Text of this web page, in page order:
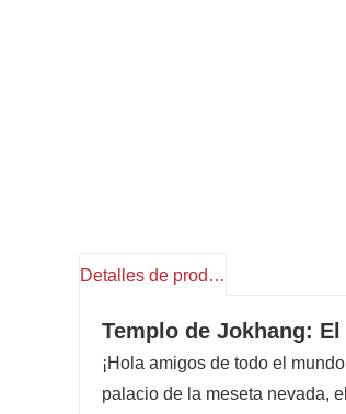
Detalles de producto
Templo de Jokhang:
¡Hola amigos de todo el
palacio de la meseta nevada,